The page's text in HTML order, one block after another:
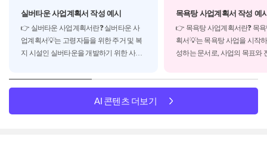
실버타운 사업계획서 작성 예시
👉 실버타운 사업계획서란❓ 실버타운 사
업계획서💡는 고령자들을 위한 주거 및 복
지 시설인 실버타운을 개발하기 위한 사업
형으로 분류됩니다.◾ 독립생활형 실버타운
거 시설◾ 케어형 실버타운 : 일부 돌봄이 ...
목욕탕 사업계획서 작성 예
👉 목욕탕 사업계획서란❓ 목
획서💡는 목욕탕 사업을 시작
성하는 문서로, 사업의 목표와
자나 파트너에게 사업의 가치
전달하고, 운영에 필요한 자금
계획서는 다음과 같은...
AI 콘텐츠 더보기